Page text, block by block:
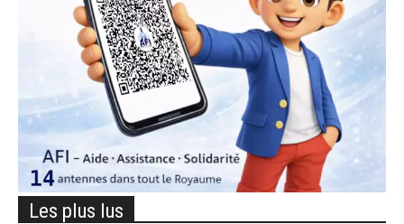
Les plus lus